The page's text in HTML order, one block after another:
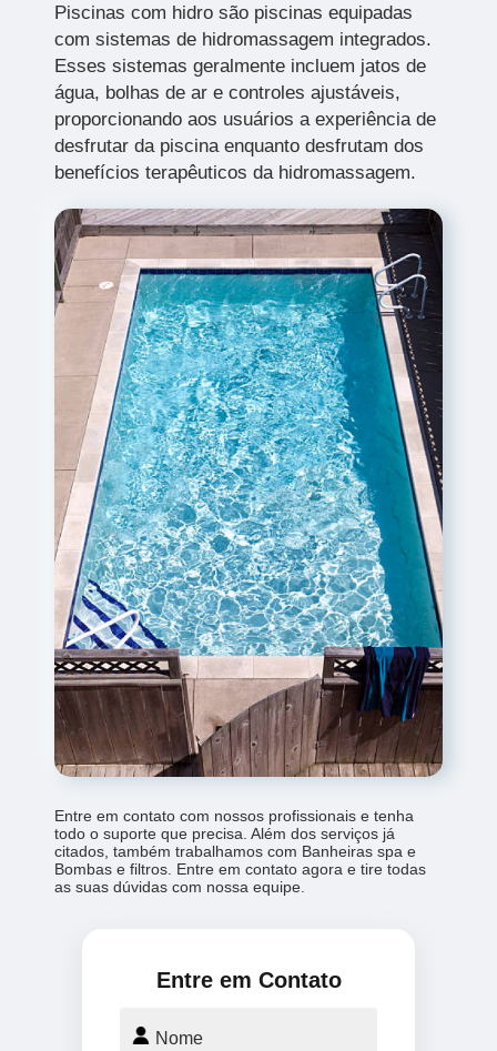
Piscinas com hidro são piscinas equipadas
com sistemas de hidromassagem integrados.
Esses sistemas geralmente incluem jatos de
água, bolhas de ar e controles ajustáveis,
proporcionando aos usuários a experiência de
desfrutar da piscina enquanto desfrutam dos
benefícios terapêuticos da hidromassagem.
Entre em contato com nossos profissionais e tenha
todo o suporte que precisa. Além dos serviços já
citados, também trabalhamos com Banheiras spa e
Bombas e filtros. Entre em contato agora e tire todas
as suas dúvidas com nossa equipe.
Entre em Contato